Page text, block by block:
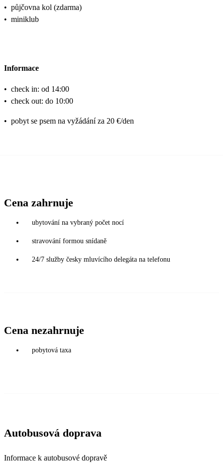
• půjčovna kol (zdarma)
• miniklub
Informace
• check in: od 14:00
• check out: do 10:00
• pobyt se psem na vyžádání za 20 €/den
Cena zahrnuje
ubytování na vybraný počet nocí
stravování formou snídaně
24/7 služby česky mluvícího delegáta na telefonu
Cena nezahrnuje
pobytová taxa
Autobusová doprava
Informace k autobusové dopravě